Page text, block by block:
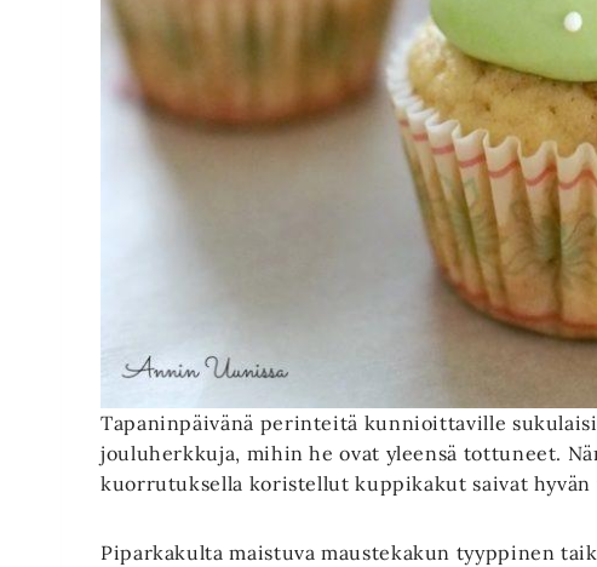
Tapaninpäivänä perinteitä kunnioittaville
jouluherkkuja, mihin he ovat yleensä tottuneet.
kuorrutuksella koristellut kuppikakut saivat hyvän
Piparkakulta maistuva maustekakun tyyppinen